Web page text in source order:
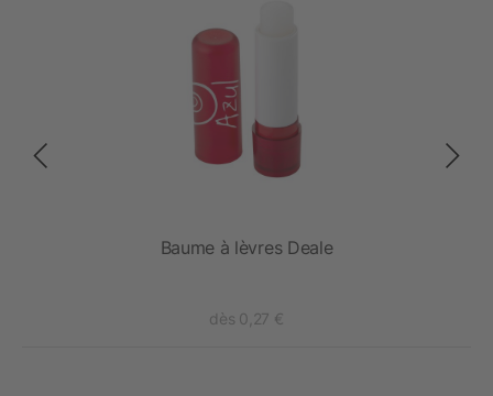
Baume à lèvres Deale
dès 0,27 €